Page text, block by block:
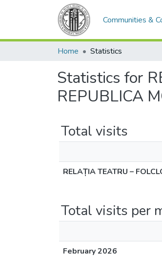
Communities &
Home Statistics
Statistics for
REPUBLICA
Total visits
RELAȚIA TEATRU –
Total visits per
February 2026